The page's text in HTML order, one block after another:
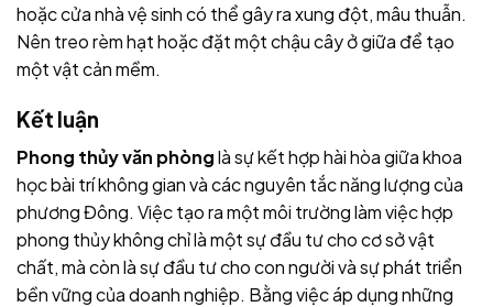
hoặc cửa nhà vệ sinh có thể gây ra xung đột, mâu thuẫn.
Nên treo rèm hạt hoặc đặt một chậu cây ở giữa để tạo
một vật cản mềm.
Kết luận
Phong thủy văn phònglà sự kết hợp hài hòa giữa khoa
học bài trí không gian và các nguyên tắc năng lượng của
phương Đông. Việc tạo ra một môi trường làm việc hợp
phong thủy không chỉ là một sự đầu tư cho cơ sở vật
chất, mà còn là sự đầu tư cho con người và sự phát triển
bền vững của doanh nghiệp. Bằng việc áp dụng những